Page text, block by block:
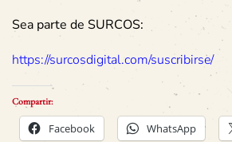
Sea parte de SURCOS:
https://surcosdigital.com/suscribirse/
Compartir:
Facebook WhatsApp